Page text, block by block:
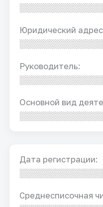
Юридический
Руководитель:
Основной вид
Дата регистрации:
Среднесписочная